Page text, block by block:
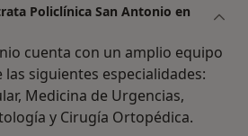
Policlínica San Antonio en
cuenta con un amplio equipo
siguientes especialidades:
Medicina de Urgencias,
y Cirugía Ortopédica.